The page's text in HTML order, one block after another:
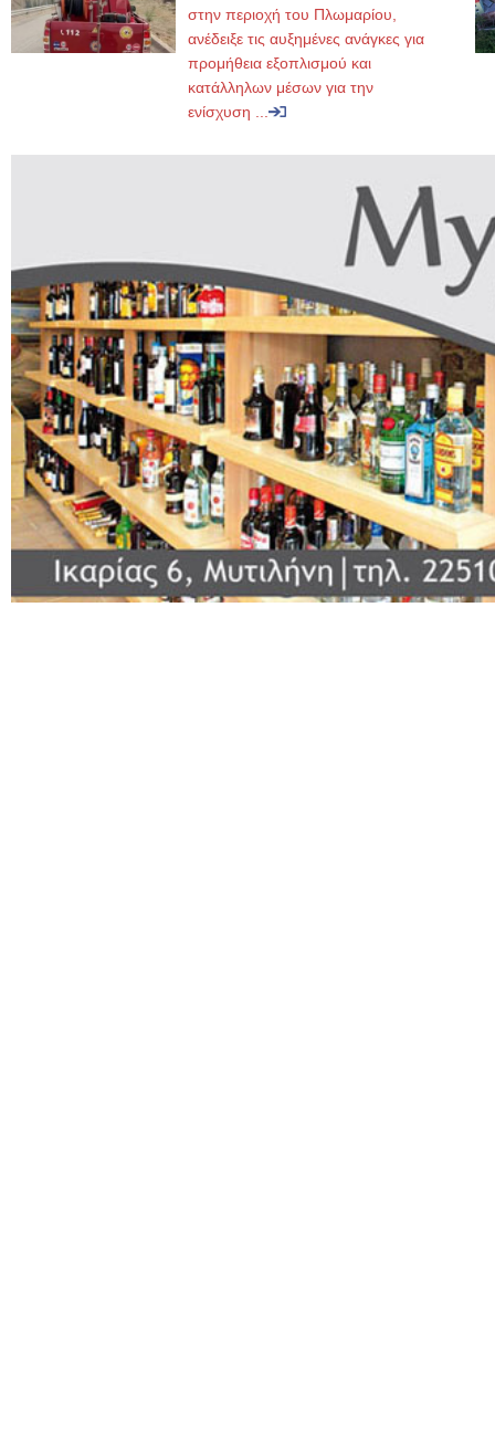
στην περιοχή του Πλωμαρίου,
ανέδειξε τις αυξημένες ανάγκες για
προμήθεια εξοπλισμού και
κατάλληλων μέσων για την
ενίσχυση ...